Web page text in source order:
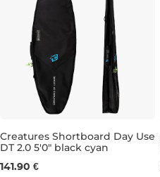
5'0"
Creatures Shortboard Day Use
DT 2.0 5'0" black cyan
141.90 €